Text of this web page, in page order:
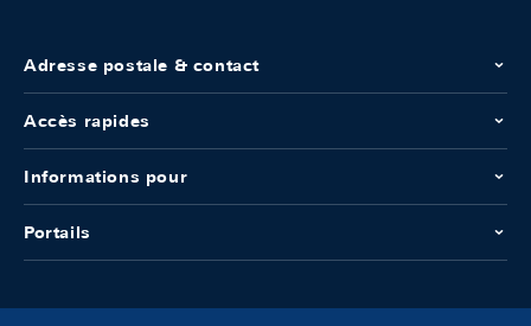
Adresse postale & contact
Accès rapides
Informations pour
Portails